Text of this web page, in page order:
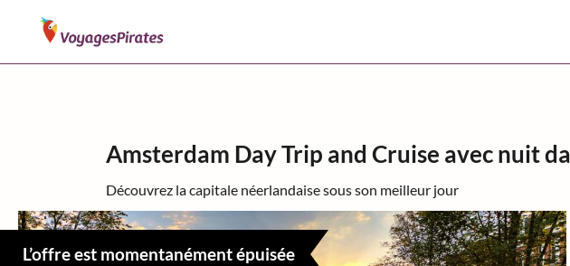
Amsterdam Day Trip and Cruise avec nuit
Découvrez la capitale néerlandaise sous son meilleur jour
L’offre est momentanément épuisée